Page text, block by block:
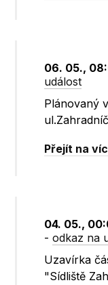
06. 05.,
událost
Plánovaný
Přejít na
04. 05.,
-odkaz na
Uzavírka
"Sídliště